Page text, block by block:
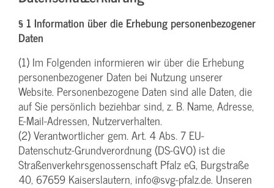
§ 1 Information über die Erhebung personenbezogener
Daten
(1) Im Folgenden informieren wir über die Erhebung
personenbezogener Daten bei Nutzung unserer
Website. Personenbezogene Daten sind alle Daten, die
auf Sie persönlich beziehbar sind, z. B. Name, Adresse,
E-Mail-Adressen, Nutzerverhalten.
(2) Verantwortlicher gem. Art. 4 Abs. 7 EU-
Datenschutz-Grundverordnung (DS-GVO) ist die
Straßenverkehrsgenossenschaft Pfalz eG, Burgstraße
40, 67659 Kaiserslautern, info@svg-pfalz.de. Unseren